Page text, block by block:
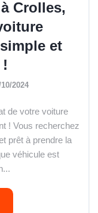
Crolles,
et
2024
de votre voiture
! Vous recherchez
prêt à prendre la
véhicule est